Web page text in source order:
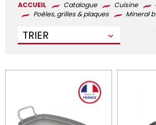
ACCUEIL Catalogue Cuisine
Poêles, grilles & plaques
Mineral b
TRIER